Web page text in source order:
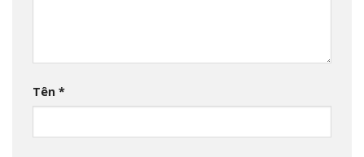
Tên *